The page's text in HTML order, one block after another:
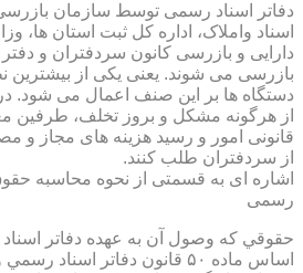
دفاتر اسناد رسمی توسط سازمان
اسناد واملاک، اداره کل ثبت استان ها،
دارایی و بازرسی کانون سردفتران و
بازرسی می شوند. یعنی یکی از بیشترین
دستگاه ها بر این صنف اعمال می شود.
از هرگونه مشکل و بروز تخلف، طرفین
قانونی امور و رسید هزینه های مجاز و
از سردفتران طلب کنند.
اشاره ای به قسمتی از نحوه محاسبه
رسمی
حقوقي كه وصول آن به عهده دفاتر